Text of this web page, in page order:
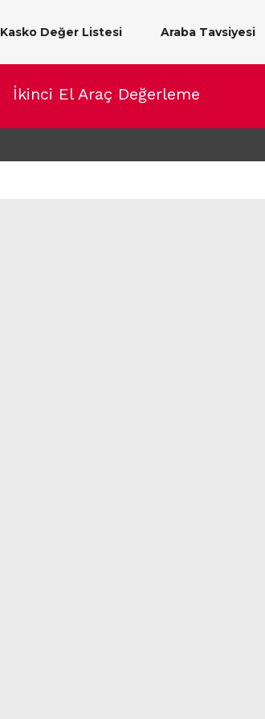
Kasko Değer Listesi Araba Tavsiyesi
İkinci El Araç Değerleme